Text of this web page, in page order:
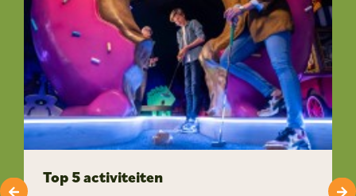
Top 5 activiteiten